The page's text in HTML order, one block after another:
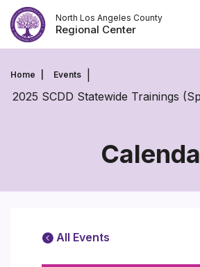
Skip
to
content
North Los Angeles County
Regional Center
Home Events
2025 SCDD Statewide Trainings
All Events